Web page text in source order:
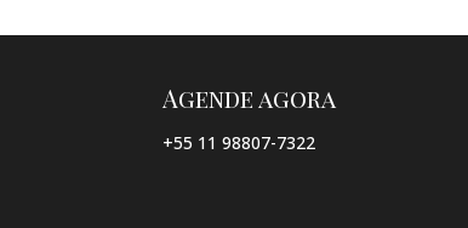
Agende agora
+55 11 98807-7322